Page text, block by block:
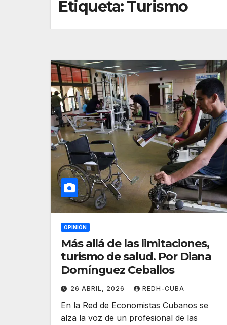
Etiqueta:Turismo
OPINIÓN
Más allá de las limitaciones,
turismo de salud. Por Diana
Domínguez Ceballos
26 ABRIL, 2026 REDH-CUBA
En la Red de Economistas Cubanos se
alza la voz de un profesional de las